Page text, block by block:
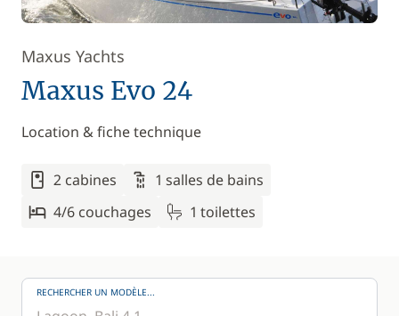
Maxus Yachts
Maxus Evo 24
Location & fiche technique
2 cabines
1 salles de bains
4/6 couchages
1 toilettes
RECHERCHER UN MODÈLE...